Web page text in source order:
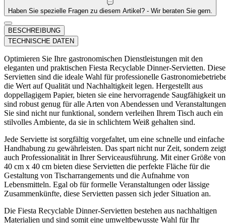
Haben Sie spezielle Fragen zu diesem Artikel? - Wir beraten Sie gern.
BESCHREIBUNG
TECHNISCHE DATEN
Optimieren Sie Ihre gastronomischen Dienstleistungen mit den
eleganten und praktischen Fiesta Recyclable Dinner-Servietten. Diese
Servietten sind die ideale Wahl für professionelle
die Wert auf Qualität und Nachhaltigkeit legen. Hergestellt aus
doppellagigem Papier, bieten sie eine hervorragende Saugfähigkeit
sind robust genug für alle Arten von Abendessen und
Sie sind nicht nur funktional, sondern verleihen Ihrem Tisch auch ein
stilvolles Ambiente, da sie in schlichtem Weiß gehalten sind.
Jede Serviette ist sorgfältig vorgefaltet, um eine schnelle und einfache
Handhabung zu gewährleisten. Das spart nicht nur Zeit, sondern zeigt
auch Professionalität in Ihrer Serviceausführung. Mit einer Größe von
40 cm x 40 cm bieten diese Servietten die perfekte Fläche für die
Gestaltung von Tischarrangements und die Aufnahme von
Lebensmitteln. Egal ob für formelle Veranstaltungen oder lässige
Zusammenkünfte, diese Servietten passen sich jeder Situation an.
Die Fiesta Recyclable Dinner-Servietten bestehen aus nachhaltigen
Materialien und sind somit eine umweltbewusste Wahl für Ihr